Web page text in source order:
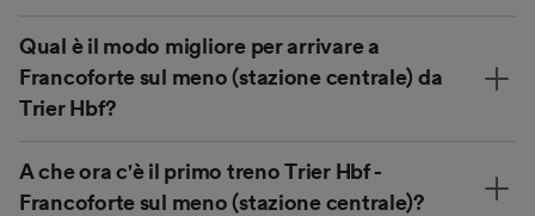
Qual è il modo migliore per arrivare a
Francoforte sul meno (stazione centrale) da
Trier Hbf?
A che ora c'è il primo treno Trier Hbf -
Francoforte sul meno (stazione centrale)?